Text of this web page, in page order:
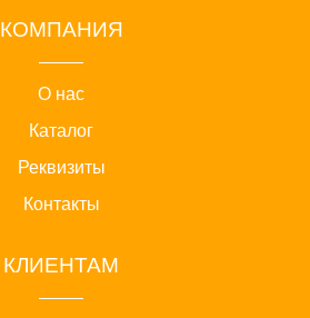
КОМПАНИЯ
О нас
Каталог
Реквизиты
Контакты
КЛИЕНТАМ